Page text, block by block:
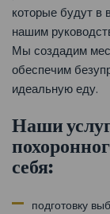
которые будут
нашим
Мы создадим
обеспечим
идеальную еду.
Наши
себя:
подготовку